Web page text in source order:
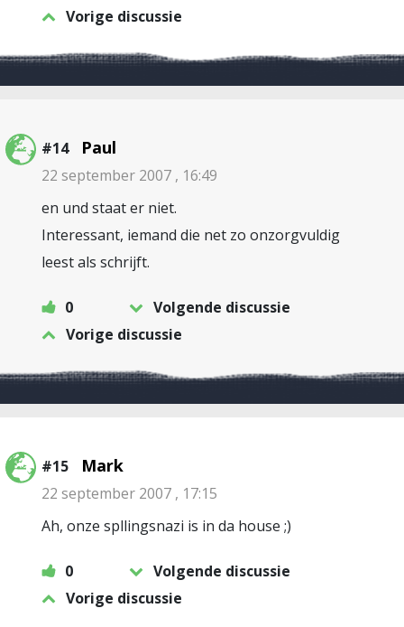
Vorige discussie
#14 Paul
22 september 2007 , 16:49
en und staat er niet.
Interessant, iemand die net zo onzorgvuldig
leest als schrijft.
0
Volgende discussie
Vorige discussie
#15 Mark
22 september 2007 , 17:15
Ah, onze spllingsnazi is in da house ;)
0
Volgende discussie
Vorige discussie